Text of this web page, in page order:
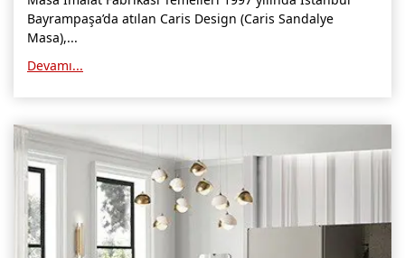
Bayrampaşa’da atılan Caris Design (Caris Sandalye
Masa),...
Devamı...